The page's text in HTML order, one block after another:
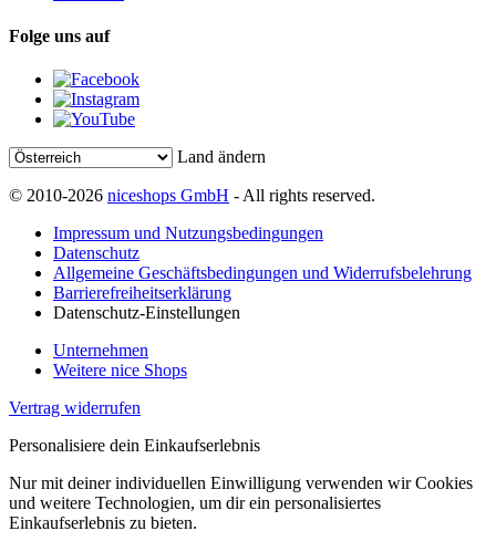
Folge uns auf
Land ändern
© 2010-2026 niceshops GmbH - All rights reserved.
Impressum und Nutzungsbedingungen
Datenschutz
Allgemeine Geschäftsbedingungen und Widerrufsbelehrung
Barrierefreiheitserklärung
Datenschutz-Einstellungen
Unternehmen
Weitere nice Shops
Vertrag widerrufen
Personalisiere dein Einkaufserlebnis
Nur mit deiner individuellen Einwilligung verwenden wir Cookies
und weitere Technologien, um dir ein personalisiertes
Einkaufserlebnis zu bieten.